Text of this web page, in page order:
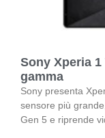
Sony Xperia
gamma
Sony presenta
sensore più
Gen 5 e riprende